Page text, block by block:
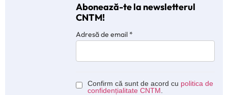
Abonează-te la newsletterul
CNTM!
Adresă de email*
Confirm că sunt de acord cu politica de
confidențialitate CNTM